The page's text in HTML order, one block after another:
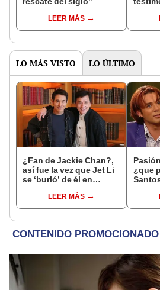
LEER MÁS
LO MÁS VISTO LO ÚLTIMO
¿Fan de Jackie Chan?,
así fue la vez que Jet Li
se ‘burló’ de él en
[VIDEO]LEER MÁS
¿que
años